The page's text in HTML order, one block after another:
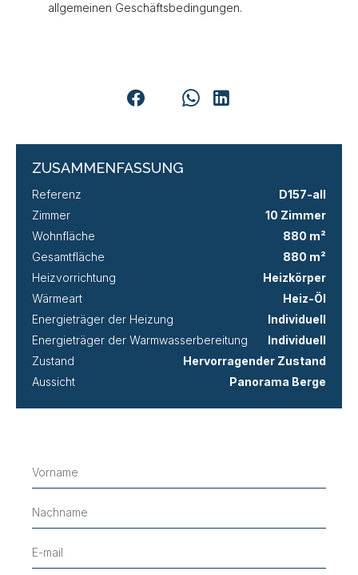
allgemeinen Geschäftsbedingungen.
ZUSAMMENFASSUNG
Referenz
D157-all
Zimmer
10 Zimmer
Wohnfläche
880 m²
Gesamtfläche
880 m²
Heizvorrichtung
Heizkörper
Wärmeart
Heiz-Öl
Energieträger der Heizung
Individuell
Energieträger der Warmwasserbereitung
Individuell
Zustand
Hervorragender Zustand
Aussicht
Panorama Berge